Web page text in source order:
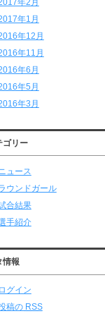
年1月
年12月
年11月
年6月
年5月
年3月
ゴリー
ュース
ウンドガール
合結果
手紹介
情報
グイン
稿の RSS